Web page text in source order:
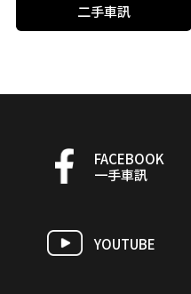
二手車訊
FACEBOOK
一手車訊
YOUTUBE